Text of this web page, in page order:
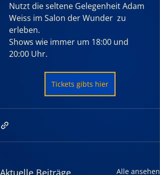
Nutzt die seltene Gelegenheit Adam
Weiss im Salon der Wunder  zu
erleben.
Shows wie immer um 18:00 und
20:00 Uhr.
Tickets gibts hier
Aktuelle Beiträge Alle ansehen